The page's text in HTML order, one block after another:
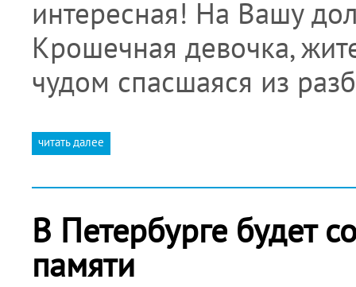
интересная! На Вашу
Крошечная девочка,
чудом спасшаяся из
читать далее
В Петербурге будет
памяти